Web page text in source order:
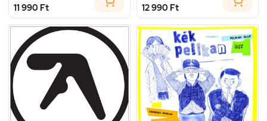
11 990 Ft 12 990 Ft